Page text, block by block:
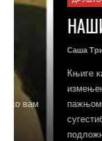
НАШИ
Саша Трифуновић
Књиге кажу да
измењене,
пажњом,
подложност ...